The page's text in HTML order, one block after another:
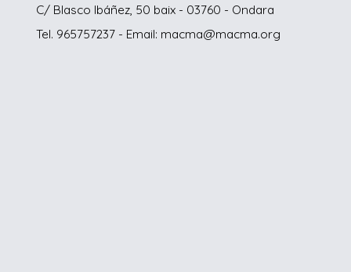
C/ Blasco Ibáñez, 50 baix - 03760 - Ondara
Tel. 965757237 - Email: macma@macma.org